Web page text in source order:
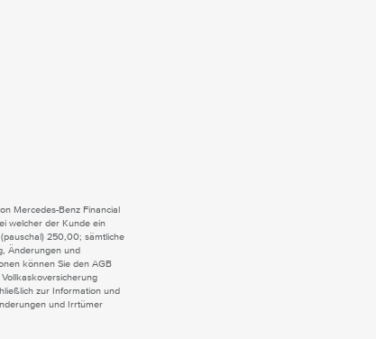
Mercedes-Benz Financial
welcher der Kunde ein
250,00; sämtliche
Änderungen und
können Sie den AGB
zur Information und
und Irrtümer